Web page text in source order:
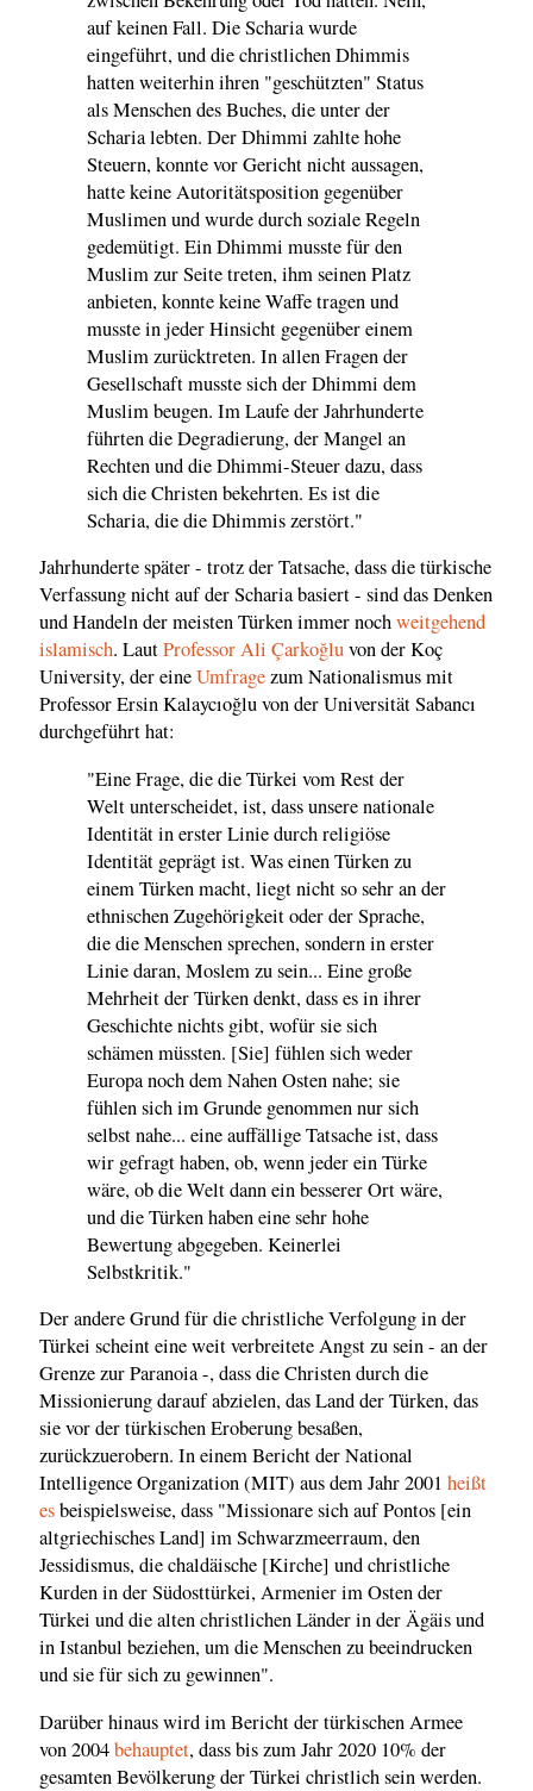
auf keinen Fall. Die Scharia wurde
eingeführt, und die christlichen Dhimmis
hatten weiterhin ihren "geschützten" Status
als Menschen des Buches, die unter der
Scharia lebten. Der Dhimmi zahlte hohe
Steuern, konnte vor Gericht nicht aussagen,
hatte keine Autoritätsposition gegenüber
Muslimen und wurde durch soziale Regeln
gedemütigt. Ein Dhimmi musste für den
Muslim zur Seite treten, ihm seinen Platz
anbieten, konnte keine Waffe tragen und
musste in jeder Hinsicht gegenüber einem
Muslim zurücktreten. In allen Fragen der
Gesellschaft musste sich der Dhimmi dem
Muslim beugen. Im Laufe der Jahrhunderte
führten die Degradierung, der Mangel an
Rechten und die Dhimmi-Steuer dazu, dass
sich die Christen bekehrten. Es ist die
Scharia, die die Dhimmis zerstört."
Jahrhunderte später - trotz der Tatsache, dass die türkische
Verfassung nicht auf der Scharia basiert - sind das Denken
und Handeln der meisten Türken immer nochweitgehend
islamisch. LautProfessor Ali Çarkoğluvon der Koç
University, der eineUmfragezum Nationalismus mit
Professor Ersin Kalaycıoğlu von der Universität Sabancı
durchgeführt hat:
"Eine Frage, die die Türkei vom Rest der
Welt unterscheidet, ist, dass unsere nationale
Identität in erster Linie durch religiöse
Identität geprägt ist. Was einen Türken zu
einem Türken macht, liegt nicht so sehr an der
ethnischen Zugehörigkeit oder der Sprache,
die die Menschen sprechen, sondern in erster
Linie daran, Moslem zu sein... Eine große
Mehrheit der Türken denkt, dass es in ihrer
Geschichte nichts gibt, wofür sie sich
schämen müssten. [Sie] fühlen sich weder
Europa noch dem Nahen Osten nahe; sie
fühlen sich im Grunde genommen nur sich
selbst nahe... eine auffällige Tatsache ist, dass
wir gefragt haben, ob, wenn jeder ein Türke
wäre, ob die Welt dann ein besserer Ort wäre,
und die Türken haben eine sehr hohe
Bewertung abgegeben. Keinerlei
Selbstkritik."
Der andere Grund für die christliche Verfolgung in der
Türkei scheint eine weit verbreitete Angst zu sein - an der
Grenze zur Paranoia -, dass die Christen durch die
Missionierung darauf abzielen, das Land der Türken, das
sie vor der türkischen Eroberung besaßen,
zurückzuerobern. In einem Bericht der National
Intelligence Organization (MIT) aus dem Jahr 2001 heißt
esbeispielsweise, dass "Missionare sich auf Pontos [ein
altgriechisches Land] im Schwarzmeerraum, den
Jessidismus, die chaldäische [Kirche] und christliche
Kurden in der Südosttürkei, Armenier im Osten der
Türkei und die alten christlichen Länder in der Ägäis und
in Istanbul beziehen, um die Menschen zu beeindrucken
und sie für sich zu gewinnen".
Darüber hinaus wird im Bericht der türkischen Armee
von 2004behauptet, dass bis zum Jahr 2020 10% der
gesamten Bevölkerung der Türkei christlich sein werden.